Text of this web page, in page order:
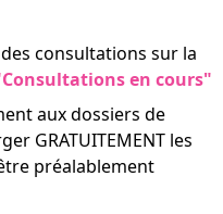
consultations sur la
en cours"
aux dossiers de
GRATUITEMENT les
préalablement